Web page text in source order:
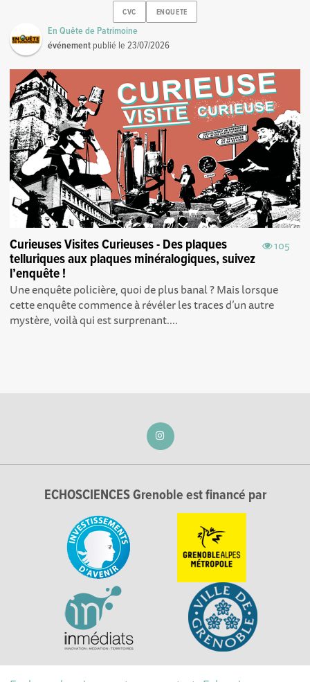
CVC ENQUETE
En Quête de Patrimoine
événement publié le23/07/2026
105
Curieuses Visites Curieuses - Des plaques
telluriques aux plaques minéralogiques, suivez
l’enquête !
Une enquête policière, quoi de plus banal ? Mais lorsque
cette enquête commence à révéler les traces d’un autre
mystère, voilà qui est surprenant....
ECHOSCIENCES Grenoble est financé par